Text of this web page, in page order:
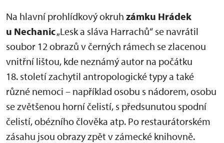
Na hlavní prohlídkový okruh zámku Hrádek
u Nechanic„Lesk a sláva Harrachů“ se navrátil
soubor 12 obrazů v černých rámech se zlacenou
vnitřní lištou, kde neznámý autor na počátku
18. století zachytil antropologické typy a také
různé nemoci – například osobu s nádorem, osobu
se zvětšenou horní čelistí, s předsunutou spodní
čelistí, obézního člověka atp. Po restaurátorském
zásahu jsou obrazy zpět v zámecké knihovně.